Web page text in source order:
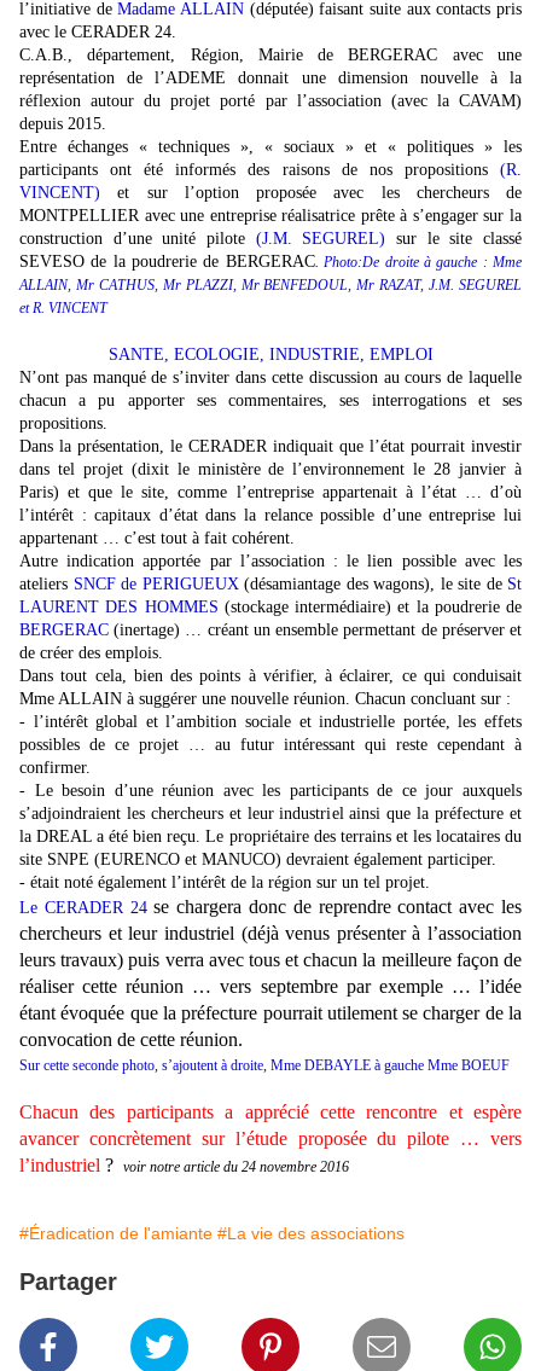
l’initiative deMadame ALLAIN (députée) faisant suite aux contacts pris
avec le CERADER 24.
C.A.B., département, Région, Mairie de BERGERAC avec une
représentation de l’ADEME donnait une dimension nouvelle à la
réflexion autour du projet porté par l’association (avec la CAVAM)
depuis 2015.
Entre échanges « techniques », « sociaux » et « politiques » les
participants ont été informés des raisons de nos propositions (R.
VINCENT) et sur l’option proposée avec les chercheurs de
MONTPELLIER avec une entreprise réalisatrice prête à s’engager sur la
construction d’une unité pilote (J.M. SEGUREL) sur le site classé
SEVESO de la poudrerie de BERGERAC. Photo:De droite à gauche : Mme
ALLAIN, Mr CATHUS, Mr PLAZZI, Mr BENFEDOUL, Mr RAZAT, J.M. SEGUREL
et R. VINCENT
SANTE, ECOLOGIE, INDUSTRIE, EMPLOI
N’ont pas manqué de s’inviter dans cette discussion au cours de laquelle
chacun a pu apporter ses commentaires, ses interrogations et ses
propositions.
Dans la présentation, le CERADER indiquait que l’état pourrait investir
dans tel projet (dixit le ministère de l’environnement le 28 janvier à
Paris) et que le site, comme l’entreprise appartenait à l’état … d’où
l’intérêt : capitaux d’état dans la relance possible d’une entreprise lui
appartenant … c’est tout à fait cohérent.
Autre indication apportée par l’association : le lien possible avec les
ateliers SNCF de PERIGUEUX (désamiantage des wagons), le site de St
LAURENT DES HOMMES (stockage intermédiaire) et la poudrerie de
BERGERAC (inertage) … créant un ensemble permettant de préserver et
de créer des emplois.
Dans tout cela, bien des points à vérifier, à éclairer, ce qui conduisait
Mme ALLAIN à suggérer une nouvelle réunion. Chacun concluant sur :
- l’intérêt global et l’ambition sociale et industrielle portée, les effets
possibles de ce projet … au futur intéressant qui reste cependant à
confirmer.
- Le besoin d’une réunion avec les participants de ce jour auxquels
s’adjoindraient les chercheurs et leur industriel ainsi que la préfecture et
la DREAL a été bien reçu. Le propriétaire des terrains et les locataires du
site SNPE (EURENCO et MANUCO) devraient également participer.
- était noté également l’intérêt de la région sur un tel projet.
Le CERADER 24se chargera donc de reprendre contact avec les
chercheurs et leur industriel (déjà venus présenter à l’association
leurs travaux) puis verra avec tous et chacun la meilleure façon de
réaliser cette réunion … vers septembre par exemple … l’idée
étant évoquée que la préfecture pourrait utilement se charger de la
convocation de cette réunion.
Sur cette seconde photo, s’ajoutent à droite, Mme DEBAYLE à gauche Mme BOEUF
Chacun des participants a apprécié cette rencontre et espère
avancer concrètement sur l’étude proposée du pilote … vers
l’industriel ? voir notre article du 24 novembre 2016
#Éradication de l'amiante #La vie des associations
Partager